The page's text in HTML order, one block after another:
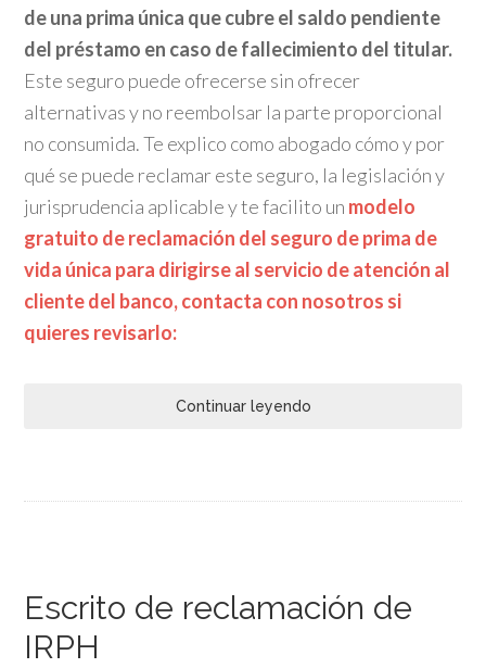
de una prima única que cubre el saldo pendiente
del préstamo en caso de fallecimiento del titular.
Este seguro puede ofrecerse sin ofrecer
alternativas y no reembolsar la parte proporcional
no consumida. Te explico como abogado cómo y por
qué se puede reclamar este seguro, la legislación y
jurisprudencia aplicable y te facilito un modelo
gratuito de reclamación del seguro de prima de
vida única para dirigirse al servicio de atención al
cliente del banco, contacta con nosotros si
quieres revisarlo:
Continuar leyendo
Escrito de reclamación de
IRPH